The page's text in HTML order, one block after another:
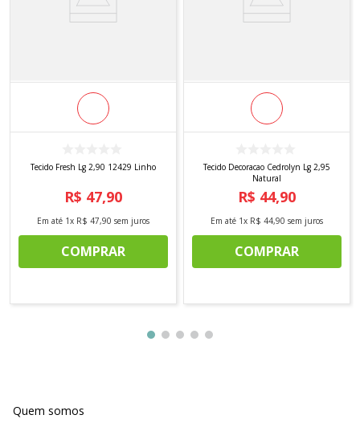
Tecido Fresh Lg 2,90 12429 Linho
R$ 47,90
Em até 1x R$ 47,90 sem juros
COMPRAR
Tecido Decoracao Cedrolyn Lg 2,95
Natural
R$ 44,90
Em até 1x R$ 44,90 sem juros
COMPRAR
Quem somos